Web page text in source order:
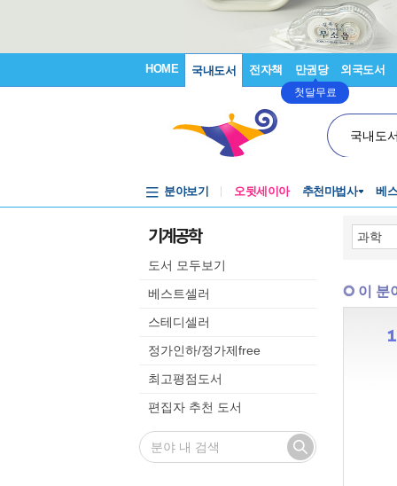
HOME 국내도서 전자책 만권당
첫달무료
외국도서
국내도
분야보기 오뒷세이아 추천마법사 베
기계공학
도서 모두보기
베스트셀러
스테디셀러
정가인하/정가제free
최고평점도서
편집자 추천 도서
이 분